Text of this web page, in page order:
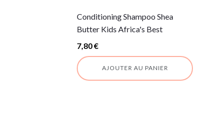
Conditioning Shampoo Shea
Butter Kids Africa's Best
7,80€
AJOUTER AU PANIER